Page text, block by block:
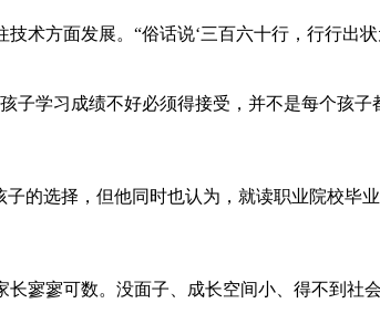
方面发展。“俗话说‘三百六十行，行行出状
学习成绩不好必须得接受，并不是每个孩子
选择，但他同时也认为，就读职业院校毕
寥可数。没面子、成长空间小、得不到社